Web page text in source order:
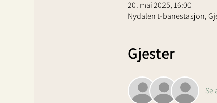
20. mai 2025, 16:00
Nydalen t-banestasjon,
Gjester
Se